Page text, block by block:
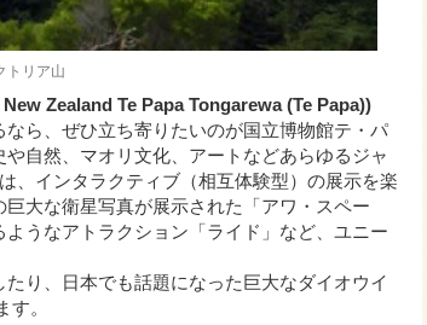
トリア山
Zealand Te Papa Tongarewa (Te Papa))
ら、ぜひ立ち寄りたいのが国立博物館テ・パ
自然、マオリ文化、アートなどあらゆるジャ
、インタラクティブ（相互体験型）の展示を楽
大な衛星写真が展示された「アワ・スペー
うなアトラクション「ライド」など、ユニー
り、日本でも話題になった巨大なダイオウイ
。